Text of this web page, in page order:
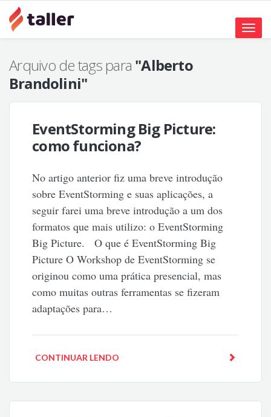
Toggle
Arquivo de tags para "Alberto
Brandolini"
EventStorming Big Picture:
como funciona?
No artigo anterior fiz uma breve introdução
sobre EventStorming e suas aplicações, a
seguir farei uma breve introdução a um dos
formatos que mais utilizo: o EventStorming
Big Picture. O que é EventStorming Big
Picture O Workshop de EventStorming se
originou como uma prática presencial, mas
como muitas outras ferramentas se fizeram
adaptações para…
CONTINUAR LENDO